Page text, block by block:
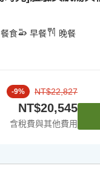
餐食 早餐 晚餐
-9% NT$22,827
NT$20,545
含稅費與其他費用